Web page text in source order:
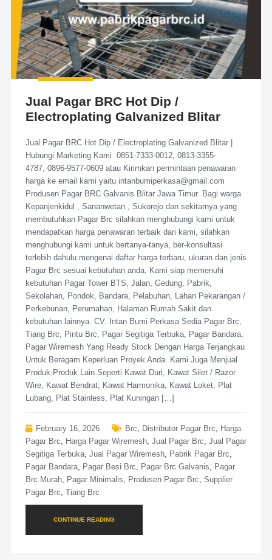
Jual Pagar BRC Hot Dip /
Electroplating Galvanized Blitar
Jual Pagar BRC Hot Dip / Electroplating Galvanized Blitar |
Hubungi Marketing Kami 0851-7333-0012, 0813-3355-
4787, 0896-9577-0609 atau Kirimkan permintaan penawaran
harga ke email kami yaitu intanbumiperkasa@gmail.com
Produsen Pagar BRC Galvanis Blitar Jawa Timur. Bagi warga
Kepanjenkidul , Sananwetan , Sukorejo dan sekitarnya yang
membutuhkan Pagar Brc silahkan menghubungi kami untuk
mendapatkan harga penawaran terbaik dari kami, silahkan
menghubungi kami untuk bertanya-tanya, ber-konsultasi
terlebih dahulu mengenai daftar harga terbaru, ukuran dan jenis
Pagar Brc sesuai kebutuhan anda. Kami siap memenuhi
kebutuhan Pagar Tower BTS, Jalan, Gedung, Pabrik,
Sekolahan, Pondok, Bandara, Pelabuhan, Lahan Pekarangan /
Perkebunan, Perumahan, Halaman Rumah Sakit dan
kebutuhan lainnya. CV. Intan Bumi Perkasa Sedia Pagar Brc,
Tiang Brc, Pintu Brc, Pagar Segitiga Terbuka, Pagar Bandara,
Pagar Wiremesh Yang Ready Stock Dengan Harga Terjangkau
Untuk Beragam Keperluan Proyek Anda. Kami Juga Menjual
Produk-Produk Lain Seperti Kawat Duri, Kawat Silet / Razor
Wire, Kawat Bendrat, Kawat Harmonika, Kawat Loket, Plat
Lubang, Plat Stainless, Plat Kuningan […]
February 16, 2026 Brc, Distributor Pagar Brc, Harga
Pagar Brc, Harga Pagar Wiremesh, Jual Pagar Brc, Jual Pagar
Segitiga Terbuka, Jual Pagar Wiremesh, Pabrik Pagar Brc,
Pagar Bandara, Pagar Besi Brc, Pagar Brc Galvanis, Pagar
Brc Murah, Pagar Minimalis, Produsen Pagar Brc, Supplier
Pagar Brc, Tiang Brc
CONTINUE READING